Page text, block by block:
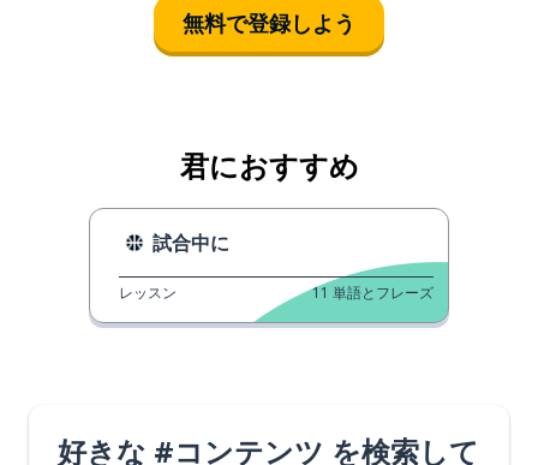
無料で登録しよう
君におすすめ
試合中に
レッスン 11 単語とフレーズ
好きな #コンテンツ を検索して